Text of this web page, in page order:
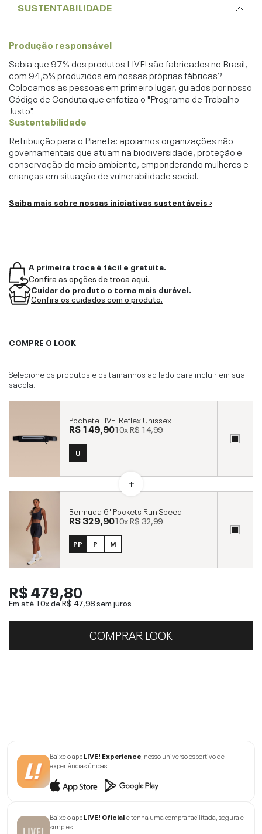
SUSTENTABILIDADE
Produção responsável
Sabia que 97% dos produtos LIVE! são fabricados no Brasil,
com 94,5% produzidos em nossas próprias fábricas?
Colocamos as pessoas em primeiro lugar, guiados por nosso
Código de Conduta que enfatiza o "Programa de Trabalho
Justo".
Sustentabilidade
Retribuição para o Planeta: apoiamos organizações não
governamentais que atuam na biodiversidade, proteção e
conservação do meio ambiente, emponderando mulheres e
crianças em situação de vulnerabilidade social.
Saiba mais sobre nossas iniciativas sustentáveis ›
A primeira troca é fácil e gratuita.
Confira as opções de troca aqui.
Cuidar do produto o torna mais durável.
Confira os cuidados com o produto.
COMPRE O LOOK
Selecione os produtos e os tamanhos ao lado para incluir em sua
sacola.
Pochete LIVE! Reflex Unissex
R$ 149,9010xR$ 14,99
U
Bermuda 6" Pockets Run Speed
R$ 329,9010xR$ 32,99
PP P M
R$ 479,80
Em até 10x deR$ 47,98sem juros
COMPRAR LOOK
Baixe o appLIVE! Experience , nosso universo esportivo de
experiências únicas.
Baixe o appLIVE! Oficiale tenha uma compra facilitada, segura e
simples.